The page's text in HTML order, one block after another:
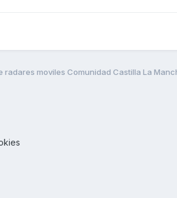
moviles Comunidad Castilla La